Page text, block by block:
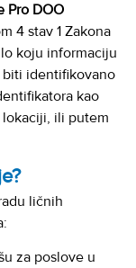
Pro DOO
4 stav 1 Zakona
koju informaciju
biti identifikovano
kao
lokaciji, ili putem
ličnih
za poslove u